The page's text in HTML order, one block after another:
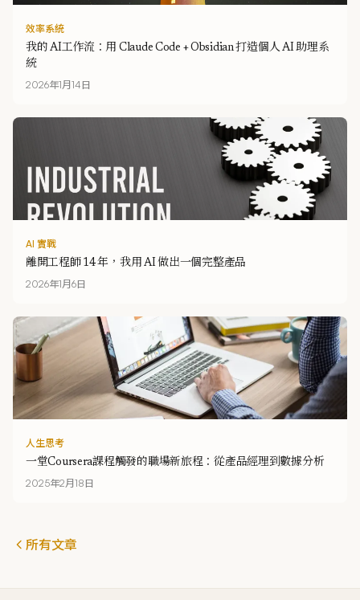
效率系統
我的 AI工作流：用 Claude Code + Obsidian 打造個人 AI 助理系
統
2026年1月14日
AI 實戰
離開工程師 14 年，我用 AI 做出一個完整產品
2026年1月6日
人生思考
一堂Coursera課程觸發的職場新旅程：從產品經理到數據分析
2025年2月18日
所有文章